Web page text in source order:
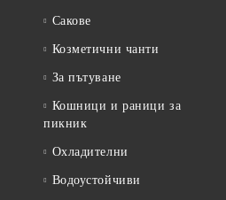
Сакове
Козметични чанти
За пътуване
Кошници и раници за
пикник
Охладителни
Водоустойчиви